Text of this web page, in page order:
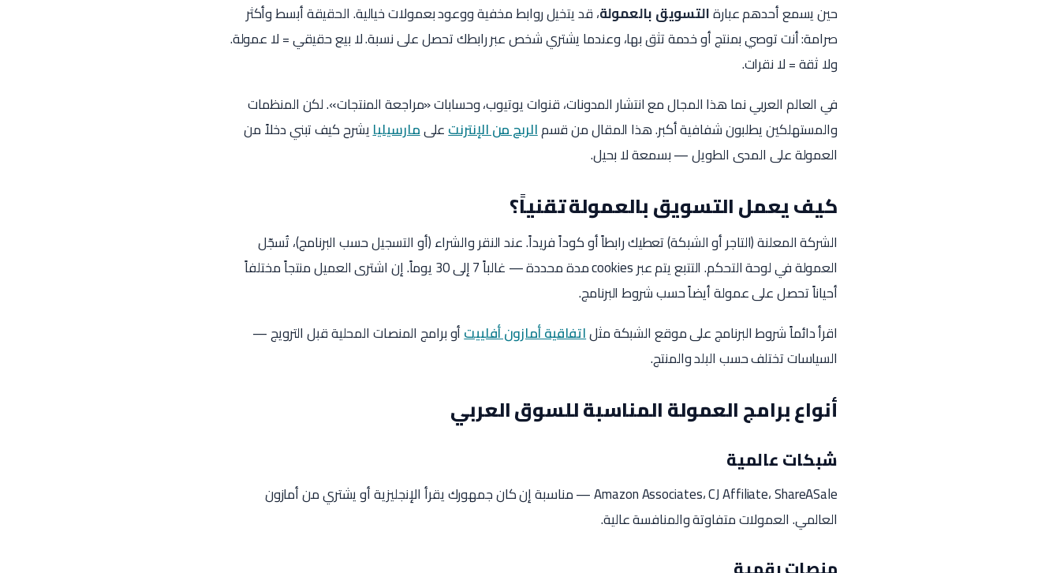
حين يسمع أحدهم عبارةالتسويق بالعمولة، قد يتخيل روابط مخفية ووعود بعمولات خيالية. الحقيقة أبسط وأكثر
صرامة: أنت توصي بمنتج أو خدمة تثق بها، وعندما يشتري شخص عبر رابطك تحصل على نسبة. لا بيع حقيقي = لا عمولة.
ولا ثقة = لا نقرات.
في العالم العربي نما هذا المجال مع انتشار المدونات، قنوات يوتيوب، وحسابات «مراجعة المنتجات». لكن المنظمات
والمستهلكين يطلبون شفافية أكبر. هذا المقال من قسمالربح من الإنترنتعلىمارسيليايشرح كيف تبني دخلاً من
العمولة على المدى الطويل — بسمعة لا بحيل.
كيف يعمل التسويق بالعمولة تقنياً؟
الشركة المعلنة (التاجر أو الشبكة) تعطيك رابطاً أو كوداً فريداً. عند النقر والشراء (أو التسجيل حسب البرنامج)، تُسجّل
العمولة في لوحة التحكم. التتبع يتم عبر cookies مدة محددة — غالباً 7 إلى 30 يوماً. إن اشترى العميل منتجاً مختلفاً
أحياناً تحصل على عمولة أيضاً حسب شروط البرنامج.
اقرأ دائماً شروط البرنامج على موقع الشبكة مثلاتفاقية أمازون أفلييتأو برامج المنصات المحلية قبل الترويج —
السياسات تختلف حسب البلد والمنتج.
أنواع برامج العمولة المناسبة للسوق العربي
شبكات عالمية
Amazon Associates، CJ Affiliate، ShareASale — مناسبة إن كان جمهورك يقرأ الإنجليزية أو يشتري من أمازون
العالمي. العمولات متفاوتة والمنافسة عالية.